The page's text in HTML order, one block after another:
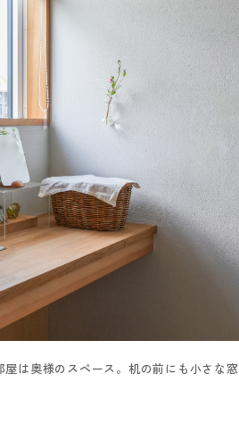
屋は奥様のスペース。机の前にも小さな窓